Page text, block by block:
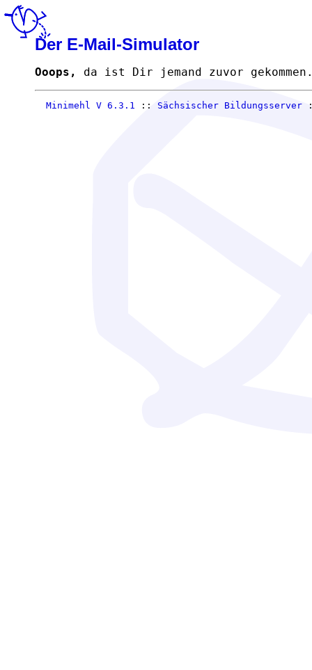
Der E-Mail-Simulator
Ooops, da ist Dir jemand zuvor
Minimehl V 6.3.1 :: Sächsischer Bildungsserver